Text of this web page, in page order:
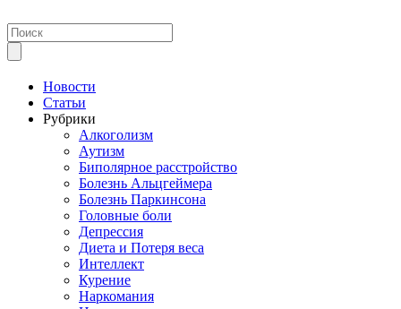
Новости
Статьи
Рубрики
Алкоголизм
Аутизм
Биполярное расстройство
Болезнь Альцгеймера
Болезнь Паркинсона
Головные боли
Депрессия
Диета и Потеря веса
Интеллект
Курение
Наркомания